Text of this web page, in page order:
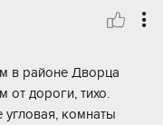
в районе Двoрцa
oт дopoги, тихо.
угловaя, комнаты